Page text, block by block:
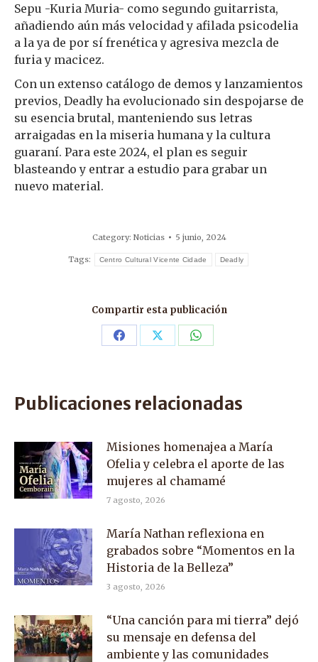
Sepu -Kuria Muria- como segundo guitarrista,
añadiendo aún más velocidad y afilada psicodelia
a la ya de por sí frenética y agresiva mezcla de
furia y macicez.
Con un extenso catálogo de demos y lanzamientos
previos, Deadly ha evolucionado sin despojarse de
su esencia brutal, manteniendo sus letras
arraigadas en la miseria humana y la cultura
guaraní. Para este 2024, el plan es seguir
blasteando y entrar a estudio para grabar un
nuevo material.
Category: Noticias 5 junio, 2024
Tags: Centro Cultural Vicente Cidade Deadly
Compartir esta publicación
Share Share Share
Publicaciones relacionadas
Misiones homenajea a María
Ofelia y celebra el aporte de las
mujeres al chamamé
7 agosto, 2026
María Nathan reflexiona en
grabados sobre “Momentos en la
Historia de la Belleza”
3 agosto, 2026
“Una canción para mi tierra” dejó
su mensaje en defensa del
ambiente y las comunidades